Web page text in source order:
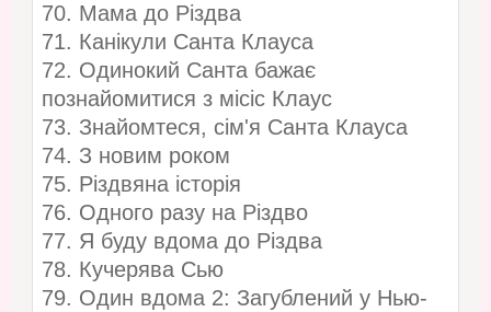
70. Мама до Різдва
71. Канікули Санта Клауса
72. Одинокий Санта бажає
познайомитися з місіс Клаус
73. Знайомтеся, сім'я Санта Клауса
74. З новим роком
75. Різдвяна історія
76. Одного разу на Різдво
77. Я буду вдома до Різдва
78. Кучерява Сью
79. Один вдома 2: Загублений у Нью-